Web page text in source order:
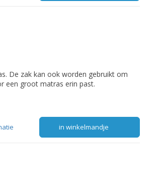
De zak kan ook worden gebruikt om
een groot matras erin past.
in winkelmandje